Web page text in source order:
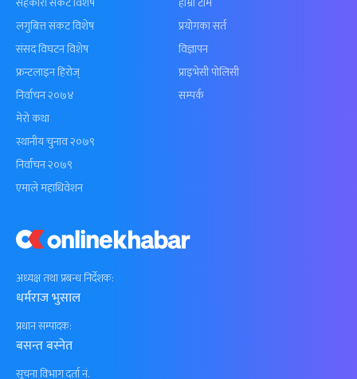
अध्यक्ष तथा प्रबन्ध निर्देशक:
धर्मराज भुसाल
प्रधान सम्पादक:
बसन्त बस्नेत
सूचना विभाग दर्ता नं.
लगुबित्त संकट विशेष
संसद विघटन विशेष
फ्रन्टलाइन हिरोज्
निर्वाचन २०७४
मेरो कथा
स्थानीय चुनाव २०७९
निर्वाचन २०७९
एमाले महाधिवेशन
प्रयोगका सर्त
विज्ञापन
प्राइभेसी पोलिसी
सम्पर्क